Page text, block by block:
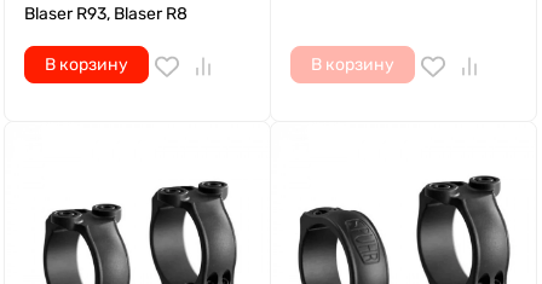
Blaser R93, Blaser R8
В корзину В корзину